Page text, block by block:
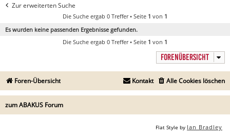
Zur erweiterten Suche
Die Suche ergab 0 Treffer • Seite 1 von 1
Es wurden keine passenden Ergebnisse gefunden.
Die Suche ergab 0 Treffer • Seite 1 von 1
FORENÜBERSICHT
Foren-Übersicht Alle Cookies löschen
Kontakt
zum ABAKUS Forum
Flat Style by Ian Bradley